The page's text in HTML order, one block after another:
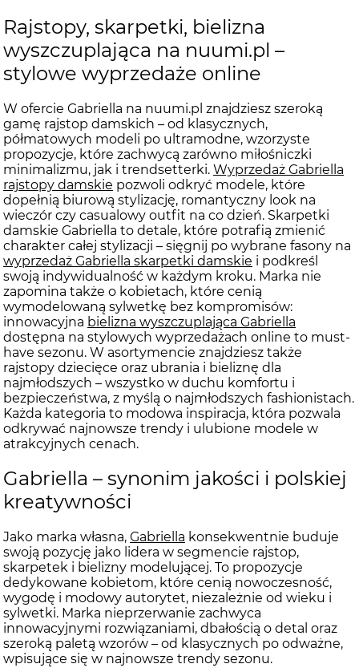
Rajstopy, skarpetki, bielizna
wyszczuplająca na nuumi.pl –
stylowe wyprzedaże online
W ofercie Gabriella na nuumi.pl znajdziesz szeroką
gamę rajstop damskich – od klasycznych,
półmatowych modeli po ultramodne, wzorzyste
propozycje, które zachwycą zarówno miłośniczki
minimalizmu, jak i trendsetterki. Wyprzedaż Gabriella
rajstopy damskie pozwoli odkryć modele, które
dopełnią biurową stylizację, romantyczny look na
wieczór czy casualowy outfit na co dzień. Skarpetki
damskie Gabriella to detale, które potrafią zmienić
charakter całej stylizacji – sięgnij po wybrane fasony na
wyprzedaż Gabriella skarpetki damskie i podkreśl
swoją indywidualność w każdym kroku. Marka nie
zapomina także o kobietach, które cenią
wymodelowaną sylwetkę bez kompromisów:
innowacyjna bielizna wyszczuplająca Gabriella
dostępna na stylowych wyprzedażach online to must-
have sezonu. W asortymencie znajdziesz także
rajstopy dziecięce oraz ubrania i bieliznę dla
najmłodszych – wszystko w duchu komfortu i
bezpieczeństwa, z myślą o najmłodszych fashionistach.
Każda kategoria to modowa inspiracja, która pozwala
odkrywać najnowsze trendy i ulubione modele w
atrakcyjnych cenach.
Gabriella – synonim jakości i polskiej
kreatywności
Jako marka własna, Gabriella konsekwentnie buduje
swoją pozycję jako lidera w segmencie rajstop,
skarpetek i bielizny modelującej. To propozycje
dedykowane kobietom, które cenią nowoczesność,
wygodę i modowy autorytet, niezależnie od wieku i
sylwetki. Marka nieprzerwanie zachwyca
innowacyjnymi rozwiązaniami, dbałością o detal oraz
szeroką paletą wzorów – od klasycznych po odważne,
wpisujące się w najnowsze trendy sezonu.